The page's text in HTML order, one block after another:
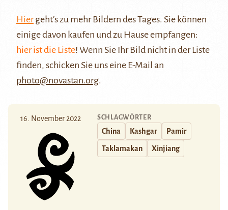
Hiergeht’s zu mehr Bildern des Tages. Sie können
einige davon kaufen und zu Hause empfangen:
hier ist die Liste! Wenn Sie Ihr Bild nicht in der Liste
finden, schicken Sie uns eine E-Mail an
photo@novastan.org.
16. November 2022 SCHLAGWÖRTER
China Kashgar Pamir
Taklamakan Xinjiang